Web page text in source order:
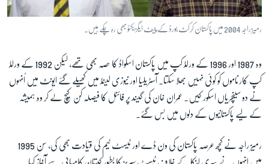
رمیز راجہ 2004 میں پاکستان کرکٹ بورڈ کے چیف ایگزیکٹو بھی رہ چکے ہیں۔
وہ 1987 اور 1996 کے ورلڈ کپ میں پاکستان اسکواڈ کا حصہ بھی تھے، لیکن 1992 کے ورلڈ
کپ کارناموں کو کوئی نہیں بھلا سکتا۔ آسٹریلیا اور نیوزی لینڈ میں کھیلے گئے ایونٹ میں اُنہوں
نے دو سینچریاں اسکور کیں۔ عمران خان کی گیند پر فائنل کا فیصلہ کن کیچ لے کر وہ ہمیشہ
کے لیے پاکستانیوں کے دلوں میں بس گئے۔
رمیز راجہ نے کچھ عرصہ پاکستان کی ون ڈے اور ٹیسٹ ٹیم کی قیادت بھی کی، سن 1995
میں انہوں نے سری لنکا کے خلاف ٹیسٹ سیریز کا بطور کپتان کامیابی سے آغاز کیا۔